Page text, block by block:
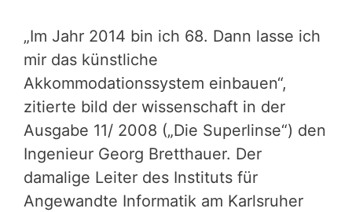
„Im Jahr 2014 bin ich 68. Dann lasse ich
mir das künstliche
Akkommodationssystem einbauen“,
zitierte bild der wissenschaft in der
Ausgabe 11/ 2008 („Die Superlinse“) den
Ingenieur Georg Bretthauer. Der
damalige Leiter des Instituts für
Angewandte Informatik am Karlsruher